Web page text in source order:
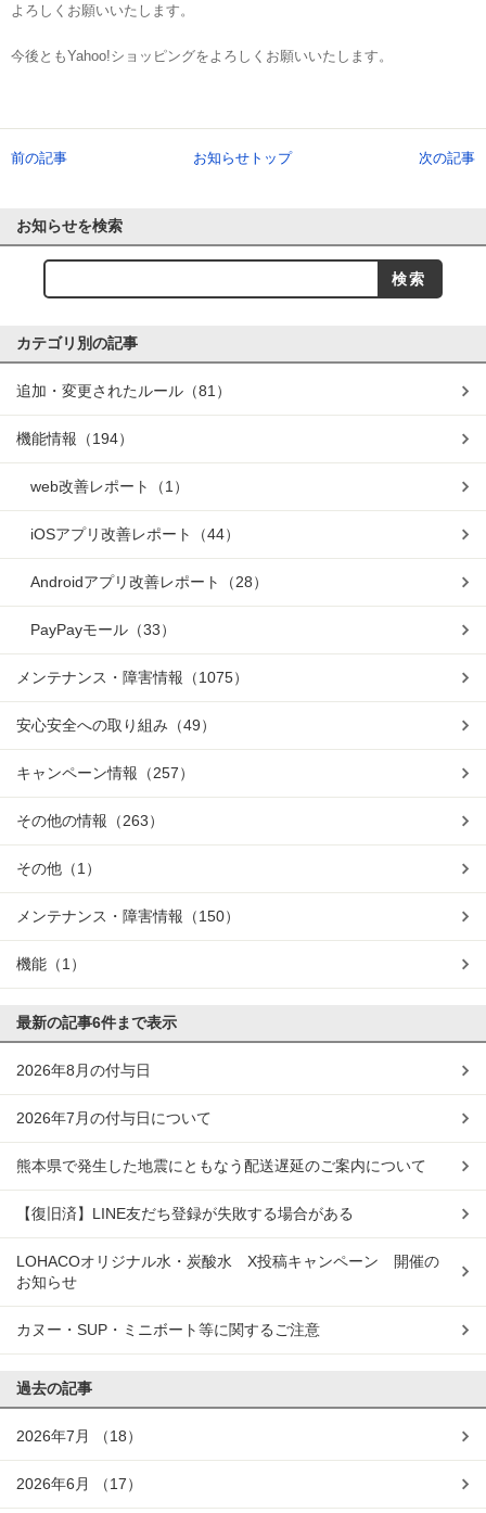
よろしくお願いいたします。
今後ともYahoo!ショッピングをよろしくお願いいたします。
前の記事 お知らせトップ 次の記事
お知らせを検索
カテゴリ別の記事
追加・変更されたルール （81）
機能情報 （194）
web改善レポート （1）
iOSアプリ改善レポート （44）
Androidアプリ改善レポート （28）
PayPayモール （33）
メンテナンス・障害情報 （1075）
安心安全への取り組み （49）
キャンペーン情報 （257）
その他の情報 （263）
その他 （1）
メンテナンス・障害情報 （150）
機能 （1）
最新の記事6件まで表示
2026年8月の付与日
2026年7月の付与日について
熊本県で発生した地震にともなう配送遅延のご案内について
【復旧済】LINE友だち登録が失敗する場合がある
LOHACOオリジナル水・炭酸水 X投稿キャンペーン 開催の
お知らせ
カヌー・SUP・ミニボート等に関するご注意
過去の記事
2026年7月 （18）
2026年6月 （17）